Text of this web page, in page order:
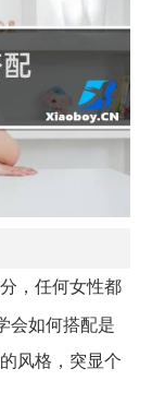
，任何女性都
会如何搭配是
风格，突显个